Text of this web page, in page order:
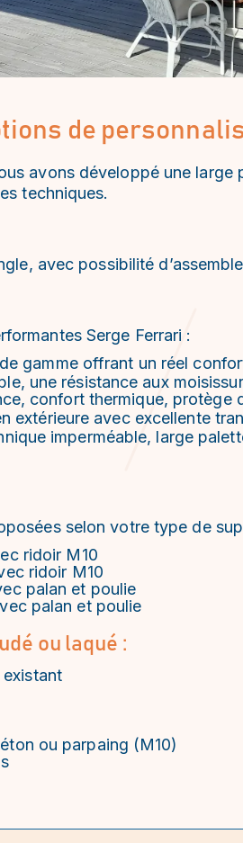
de
avons développé une
techniques.
avec possibilité
Serge Ferrari :
gamme offrant un réel
une résistance aux
confort thermique, protège
extérieure avec excellente
imperméable, large
selon votre type de
ridoir M10
ridoir M10
palan et poulie
palan et poulie
ou laqué :
ou parpaing (M10)